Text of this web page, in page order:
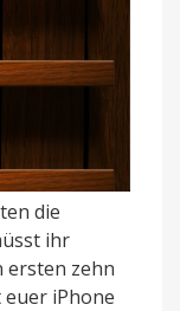
die
ihr
ersten zehn
euer iPhone